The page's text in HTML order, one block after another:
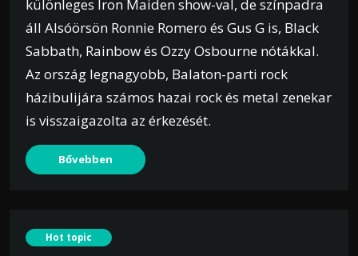
különleges Iron Maiden show-val, de színpadra
áll Alsóörsön Ronnie Romero és Gus G is, Black
Sabbath, Rainbow és Ozzy Osbourne nótákkal.
Az ország legnagyobb, Balaton-parti rock
házibulijára számos hazai rock és metal zenekar
is visszaigazolta az érkezését.
Bővebben
Hot topic